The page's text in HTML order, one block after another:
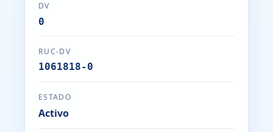
DV
0
RUC-DV
1061818-0
ESTADO
Activo